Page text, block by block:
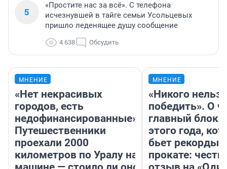
5
«Простите нас за всё». С телефона
исчезнувшей в тайге семьи Усольцевых
пришло леденящее душу сообщение
4 638 Обсудить
МНЕНИЕ
«Нет некрасивых
городов, есть
недофинансированные».
Путешественники
проехали 2000
километров по Уралу на
МНЕНИЕ
«Никого нельзя
победить». О
главный
этого года,
бьет рекорды в
прокате: